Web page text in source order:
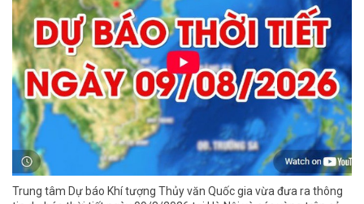
Trung tâm Dự báo Khí tượng Thủy văn Quốc gia vừa đưa ra thông